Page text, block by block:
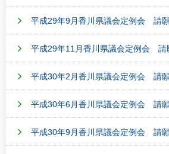
平成29年9月香川県議会定例会 請
平成29年11月香川県議会定例会 請
平成30年2月香川県議会定例会 請
平成30年6月香川県議会定例会 請
平成30年9月香川県議会定例会 請